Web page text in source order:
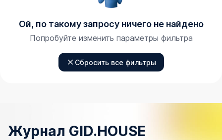
Ой, по такому запросу ничего не найдено
Попробуйте изменить параметры фильтра
Сбросить все фильтры
Журнал GID.HOUSE